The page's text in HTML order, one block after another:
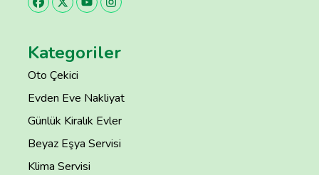
Kategoriler
Oto Çekici
Evden Eve Nakliyat
Günlük Kiralık Evler
Beyaz Eşya Servisi
Klima Servisi